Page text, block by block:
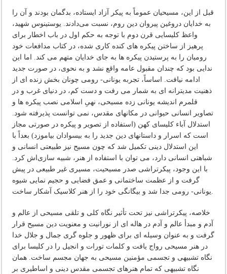
قبل از این، مسیحیان عموماً به پیکر آزاد ایستاده، بدگمان بودند و آن را
به خدایان دروغین پیروان دین روم، نسبت می‌دادند. یوستینوس شهید،
واعظ کلیسایی قرن دوم با توجه به حکم اول در باب اخطار برای
پرهیز از ساختن پیکره های کنده کاری شده، در کتاب مدافعات خود
رومیان را به پرستیدن پیکره ها به جای خدایان متهم می کند. اما این
ندایی بود که چندان مقبول عامه واقع نشد و به نحوی، در صورت جدید
ادامه نیافت. اساساً، تجربه یونانی- رومی چونان بخش زنده ای از
ذهنیت مدیترانه ای به شمار می رفت و دست کم، در دنیای غرب و در
قلمرم اندیشه یونانی زده مسیحی، نهیِ اسلامی نصب پیکره ها و
تصاویر انسانی حیوانی در مکانهای مقدس، نمی توانست پذیرفته شود.
استدلال آباء کلیسای کهن (استفاده از تصویر و پیکره در صورتی مجاز
است که اسرار و داستانهای دین جدید را به بیسوادان بیاموزد) بعداً با
این استدلال دینی تکمیل شد که چون مسیح نیز طبیعتی انسانی و
شباهتی انسانی دارد، می توان با استفاده از هنر، شبیه سازی‌اش کرد.
با این وجود، پیکرتراشی صدر مسیحیت، مسیری غیر طبیعی در پیش
گرفت و از عظمت ساختمانی و عمق فضایی و حجیم نمایی شیوه
یونانی- رومی جدا شد و بیگانگی خود را از هنر کلاسیک آشکار ساخت.
خلاصه، پیکرتراشی نیز تحت تأثیر نگاه کلی و تلقی مسیحی از عالم و
آدم و مبدأ عالم و آدم در هاله ای از نورانیت و معنویت دین مسیح قرار
گرفت و به عنوان وسیله ای برای ظهور و جلوه گری جمال و جلال خدا
در هنر مسیحی رواج یافت و کلمات تورات و انجیل را در کلیسا برای
نگاه تشبیهی و تجسمی مؤمنین مسیحی به جهان مجسم ساخت. همان
نگاه تشبیهی که تمام هنرهای تجسمی مقدس دینی و اساطیری بر